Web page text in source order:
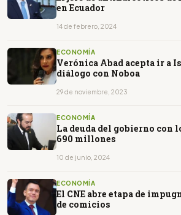
en Ecuador
14 de febrero, 2024
ECONOMÍA
Verónica Abad acepta ir a
diálogo con Noboa
29 de noviembre, 2023
ECONOMÍA
La deuda del gobierno con
690 millones
10 de junio, 2024
ECONOMÍA
El CNE abre etapa de
de comicios